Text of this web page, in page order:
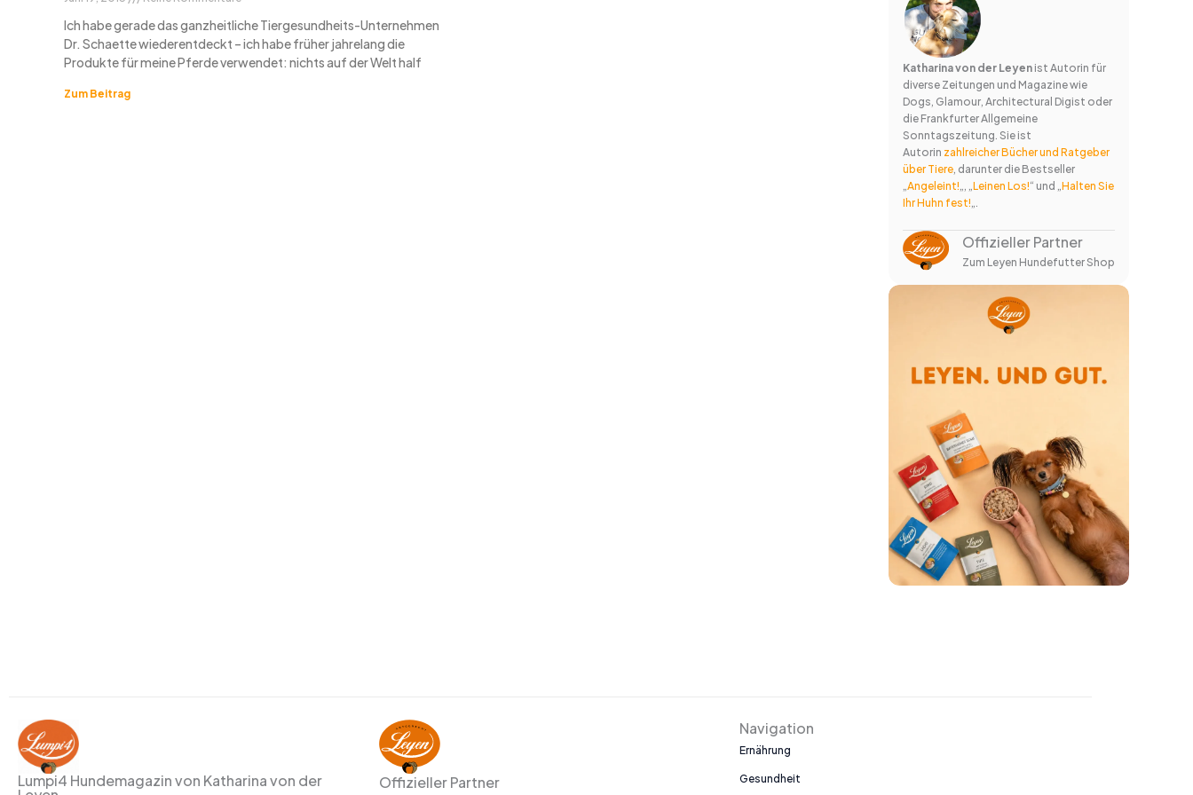
Ich habe gerade das ganzheitliche Tiergesundheits-Unternehmen
Dr. Schaette wiederentdeckt – ich habe früher jahrelang die
Produkte für meine Pferde verwendet: nichts auf der Welt half
Zum Beitrag
Katharina von der Leyen ist Autorin für
diverse Zeitungen und Magazine wie
Dogs, Glamour, Architectural Digist oder
die Frankfurter Allgemeine
Sonntagszeitung. Sie ist
Autorin zahlreicher Bücher und Ratgeber
über Tiere , darunter die Bestseller
„Angeleint! „, „Leinen Los!“ und „Halten Sie
Ihr Huhn fest!
Offizieller Partner
Zum Leyen Hundefutter Shop
Lumpi4 Hundemagazin von Katharina von der
Offizieller Partner
Navigation
Ernährung
Gesundheit